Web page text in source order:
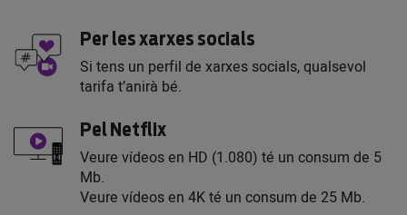
Per les xarxes socials
Si tens un perfil de xarxes socials, qualsevol
tarifa t’anirà bé.
Pel Netflix
Veure vídeos en HD (1.080) té un consum de 5
Mb.
Veure vídeos en 4K té un consum de 25 Mb.